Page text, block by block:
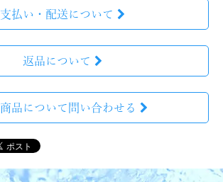
支払い・配送について
返品について
品について問い合わせる